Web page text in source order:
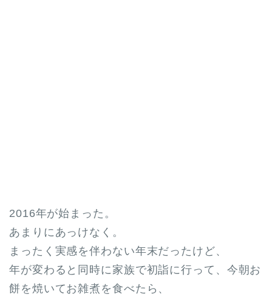
2016年が始まった。
あまりにあっけなく。
まったく実感を伴わない年末だったけど、
年が変わると同時に家族で初詣に行って、今朝お
餅を焼いてお雑煮を食べたら、